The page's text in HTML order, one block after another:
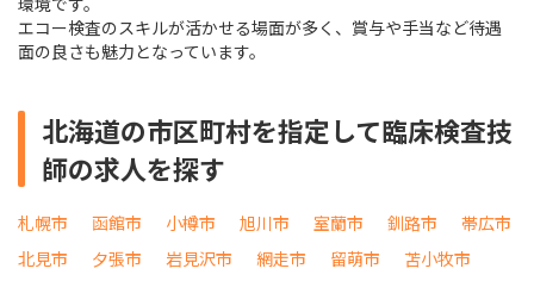
エコー検査のスキルが活かせる場面が多く、賞与や手当など待遇
面の良さも魅力となっています。
北海道の市区町村を指定して臨床検査技
師の求人を探す
札幌市 函館市 小樽市 旭川市 室蘭市 釧路市
帯広市
北見市
夕張市 岩見沢市 網走市 留萌市
苫小牧市